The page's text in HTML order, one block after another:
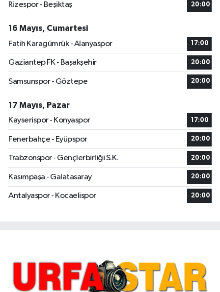
Rizespor - Beşiktaş
20:00
16 Mayıs, Cumartesi
Fatih Karagümrük - Alanyaspor
17:00
Gaziantep FK - Başakşehir 20:00
Samsunspor - Göztepe 20:00
17 Mayıs, Pazar
Kayserispor - Konyaspor
17:00
Fenerbahçe - Eyüpspor 20:00
Trabzonspor - Gençlerbirliği S.K. 20:00
Kasımpaşa - Galatasaray 20:00
Antalyaspor - Kocaelispor 20:00